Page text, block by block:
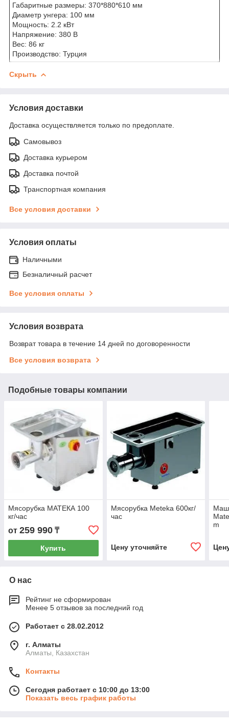
Габаритные размеры: 370*880*610 мм
Диаметр унгера: 100 мм
Мощность: 2.2 кВт
Напряжение: 380 В
Вес: 86 кг
Производство: Турция
Скрыть
Условия доставки
Доставка осуществляется только по предоплате.
Самовывоз
Доставка курьером
Доставка почтой
Транспортная компания
Все условия доставки
Условия оплаты
Наличными
Безналичный расчет
Все условия оплаты
Условия возврата
Возврат товара в течение 14 дней по договоренности
Все условия возврата
Подобные товары компании
Мясорубка МАТЕКА 100
кг/час
от 259 990 ₸
Купить
Мясорубка Meteka 600кг/
час
Цену уточняйте
m
О нас
Рейтинг не сформирован
Менее 5 отзывов за последний год
Работает с 28.02.2012
г. Алматы
Алматы, Казахстан
Контакты
Сегодня работает с 10:00 до 13:00
Показать весь график работы